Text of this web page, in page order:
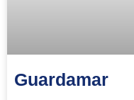
Guardamar